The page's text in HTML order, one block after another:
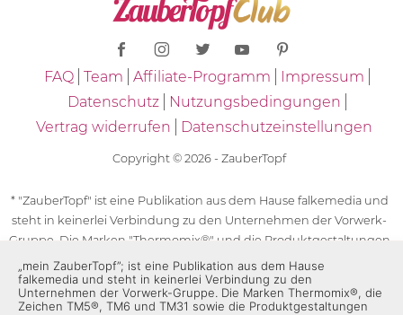
FAQ Team Affiliate-Programm
Impressum
Datenschutz
Nutzungsbedingungen
Vertrag widerrufen
Datenschutzeinstellungen
Copyright © 2026 - ZauberTopf
* "ZauberTopf" ist eine Publikation aus dem Hause falkemedia und
steht in keinerlei Verbindung zu den Unternehmen der Vorwerk-
Gruppe. Die Marken "Thermomix®" und die Produktgestaltungen
des "Thermomix®" sind eingetragene Marken der Unternehmen
der Vorwerk-Gruppe. Die Marken Thermomix®, die Zeichen TM5®,
TM6 und TM31 sowie die Produktgestaltungen des Thermomix®
„mein ZauberTopf”; ist eine Publikation aus dem Hause
falkemedia und steht in keinerlei Verbindung zu den
Unternehmen der Vorwerk-Gruppe. Die Marken Thermomix®, die
Zeichen TM5®, TM6 und TM31 sowie die Produktgestaltungen